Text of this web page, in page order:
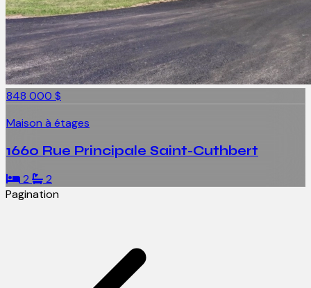
848 000 $
Maison à étages
1660 Rue Principale Saint-Cuthbert
2
2
Pagination